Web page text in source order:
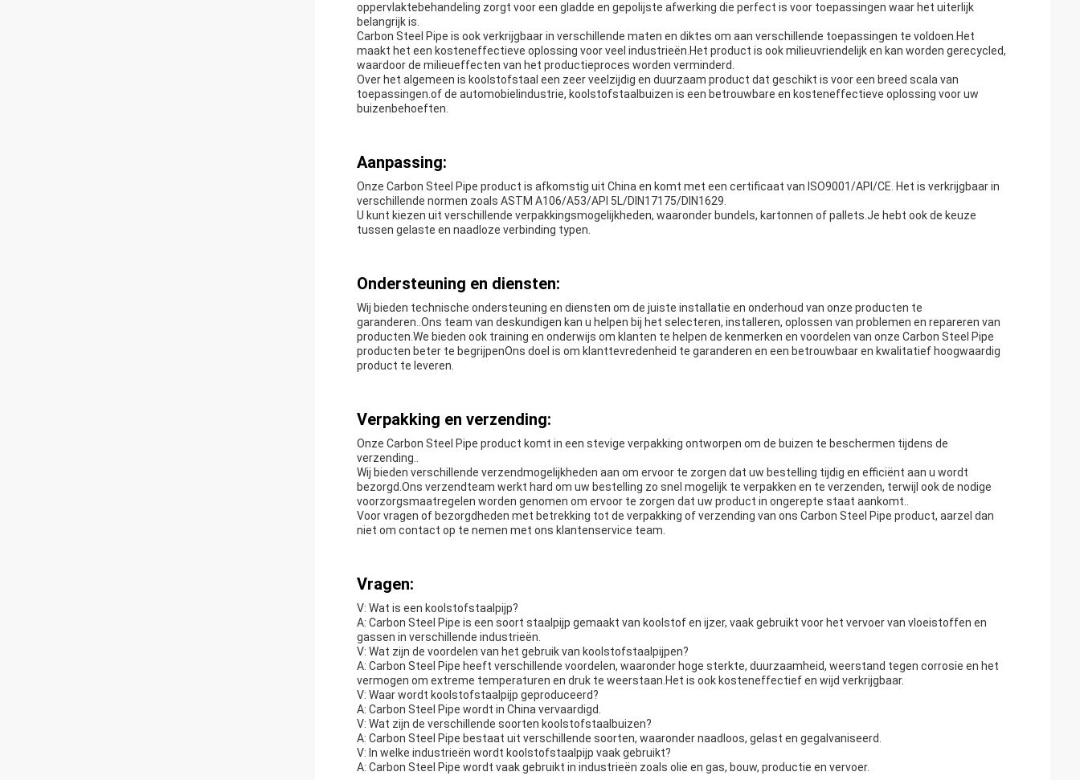
oppervlaktebehandeling zorgt voor een gladde en gepolijste afwerking die perfect is voor toepassingen waar het uiterlijk
belangrijk is.
Carbon Steel Pipe is ook verkrijgbaar in verschillende maten en diktes om aan verschillende toepassingen te voldoen.Het
maakt het een kosteneffectieve oplossing voor veel industrieën.Het product is ook milieuvriendelijk en kan worden gerecycled,
waardoor de milieueffecten van het productieproces worden verminderd.
Over het algemeen is koolstofstaal een zeer veelzijdig en duurzaam product dat geschikt is voor een breed scala van
toepassingen.of de automobielindustrie, koolstofstaalbuizen is een betrouwbare en kosteneffectieve oplossing voor uw
buizenbehoeften.
Aanpassing:
Onze Carbon Steel Pipe product is afkomstig uit China en komt met een certificaat van ISO9001/API/CE. Het is verkrijgbaar in
verschillende normen zoals ASTM A106/A53/API 5L/DIN17175/DIN1629.
U kunt kiezen uit verschillende verpakkingsmogelijkheden, waaronder bundels, kartonnen of pallets.Je hebt ook de keuze
tussen gelaste en naadloze verbinding typen.
Ondersteuning en diensten:
Wij bieden technische ondersteuning en diensten om de juiste installatie en onderhoud van onze producten te
garanderen..Ons team van deskundigen kan u helpen bij het selecteren, installeren, oplossen van problemen en repareren van
producten.We bieden ook training en onderwijs om klanten te helpen de kenmerken en voordelen van onze Carbon Steel Pipe
producten beter te begrijpenOns doel is om klanttevredenheid te garanderen en een betrouwbaar en kwalitatief hoogwaardig
product te leveren.
Verpakking en verzending:
Onze Carbon Steel Pipe product komt in een stevige verpakking ontworpen om de buizen te beschermen tijdens de
verzending..
Wij bieden verschillende verzendmogelijkheden aan om ervoor te zorgen dat uw bestelling tijdig en efficiënt aan u wordt
bezorgd.Ons verzendteam werkt hard om uw bestelling zo snel mogelijk te verpakken en te verzenden, terwijl ook de nodige
voorzorgsmaatregelen worden genomen om ervoor te zorgen dat uw product in ongerepte staat aankomt..
Voor vragen of bezorgdheden met betrekking tot de verpakking of verzending van ons Carbon Steel Pipe product, aarzel dan
niet om contact op te nemen met ons klantenservice team.
Vragen:
V: Wat is een koolstofstaalpijp?
A: Carbon Steel Pipe is een soort staalpijp gemaakt van koolstof en ijzer, vaak gebruikt voor het vervoer van vloeistoffen en
gassen in verschillende industrieën.
V: Wat zijn de voordelen van het gebruik van koolstofstaalpijpen?
A: Carbon Steel Pipe heeft verschillende voordelen, waaronder hoge sterkte, duurzaamheid, weerstand tegen corrosie en het
vermogen om extreme temperaturen en druk te weerstaan.Het is ook kosteneffectief en wijd verkrijgbaar.
V: Waar wordt koolstofstaalpijp geproduceerd?
A: Carbon Steel Pipe wordt in China vervaardigd.
V: Wat zijn de verschillende soorten koolstofstaalbuizen?
A: Carbon Steel Pipe bestaat uit verschillende soorten, waaronder naadloos, gelast en gegalvaniseerd.
V: In welke industrieën wordt koolstofstaalpijp vaak gebruikt?
A: Carbon Steel Pipe wordt vaak gebruikt in industrieën zoals olie en gas, bouw, productie en vervoer.